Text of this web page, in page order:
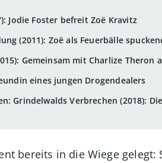
Jodie Foster befreit Zoë Kravitz
(2011): Zoë als Feuerbälle
Gemeinsam mit Charlize Theron
eines jungen Drogendealers
Grindelwalds Verbrechen (2018):
bereits in die Wiege